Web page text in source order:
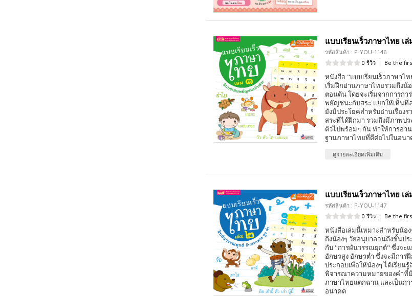
แบบเรียนเร็วภาษาไทย
รหัสสินค้า : P-YOU-1146
0 รีวิว | Be the
หนังสือ "แบบเรียนเร็วภาษาไ
เริ่มฝึกอ่านภาษาไทยรวมถึงน้
ตอนต้น โดยจะเริ่มจากการก
พยัญชนะกับสระ แยกให้เห็นที
ยังมีประโยคสำหรับอ่านเรื่อง
สระที่ได้ฝึกมา รวมถึงมีภาพปร
ตัวไปพร้อมๆ กัน ทำให้การอ่
ฐานภาษาไทยที่ดีต่อไปในอนา
ดูรายละเอียดเพิ่มเติม
แบบเรียนเร็วภาษาไทย เ
รหัสสินค้า : P-YOU-1147
0 รีวิว | Be the
หนังสือเล่มนี้เหมาะสำหรับน้อ
ถึงน้องๆ วัยอนุบาลจนถึงชั้นป
กับ "การผันวรรณยุกต์" ซึ่งจะ
อักษรสูง อักษรต่ำ ซึ่งจะมีการ
ประกอบเพื่อให้น้องๆ ได้เรียน
พิจารณาความหมายของคำที่
ภาษาไทยแตกฉาน และเป็นก
อนาคต